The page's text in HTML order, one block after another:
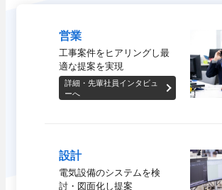
営業
工事案件をヒアリングし最
適な提案を実現
詳細・先輩社員インタビュ
ーへ
設計
電気設備のシステムを検
討・図面化し提案
働く環境
- 数字で見るパナソニック
グ
技術教育センター
募集要項
福利厚生・各種制度